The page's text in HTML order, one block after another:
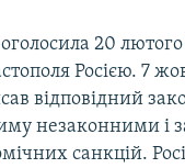
20
Росією. 7
відповідний
незаконними і
санкцій.